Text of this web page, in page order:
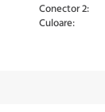
Conector 2:
Culoare: